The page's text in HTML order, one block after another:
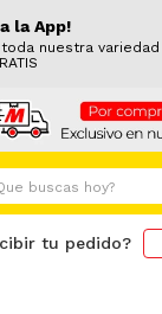
la App!
nuestra variedad
hoy?
tu pedido?